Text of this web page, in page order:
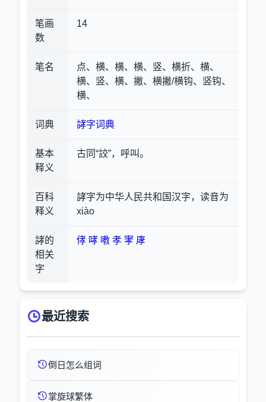
笔画
数
14
笔名
点、横、横、横、竖、横折、横、
横、竖、横、撇、横撇/横钩、竖钩、
横、
词典 誟字词典
基本
释义
古同“詨”，呼叫。
百科
释义
誟字为中华人民共和国汉字，读音为
xiào
誟的
相关
字
侾 哮 嘋 孝 宯 庨
最近搜索
倒日怎么组词
掌旋球繁体